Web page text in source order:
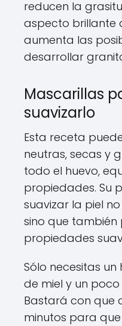
reducen la
aspecto brillante
aumenta las
desarrollar
Mascarillas
suavizarlo
Esta receta
neutras, secas y
todo el huevo,
propiedades. Su
suavizar la piel
sino que también
propiedades
Sólo necesitas
de miel y un
Bastará con que
minutos para